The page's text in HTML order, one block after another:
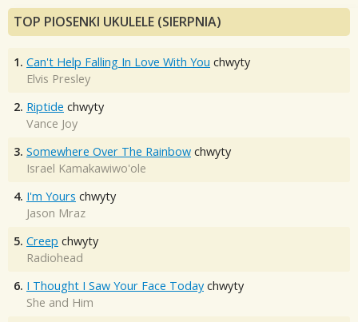
TOP PIOSENKI UKULELE (SIERPNIA)
1. Can't Help Falling In Love With You chwyty
Elvis Presley
2. Riptide chwyty
Vance Joy
3. Somewhere Over The Rainbow chwyty
Israel Kamakawiwo'ole
4. I'm Yours chwyty
Jason Mraz
5. Creep chwyty
Radiohead
6. I Thought I Saw Your Face Today chwyty
She and Him